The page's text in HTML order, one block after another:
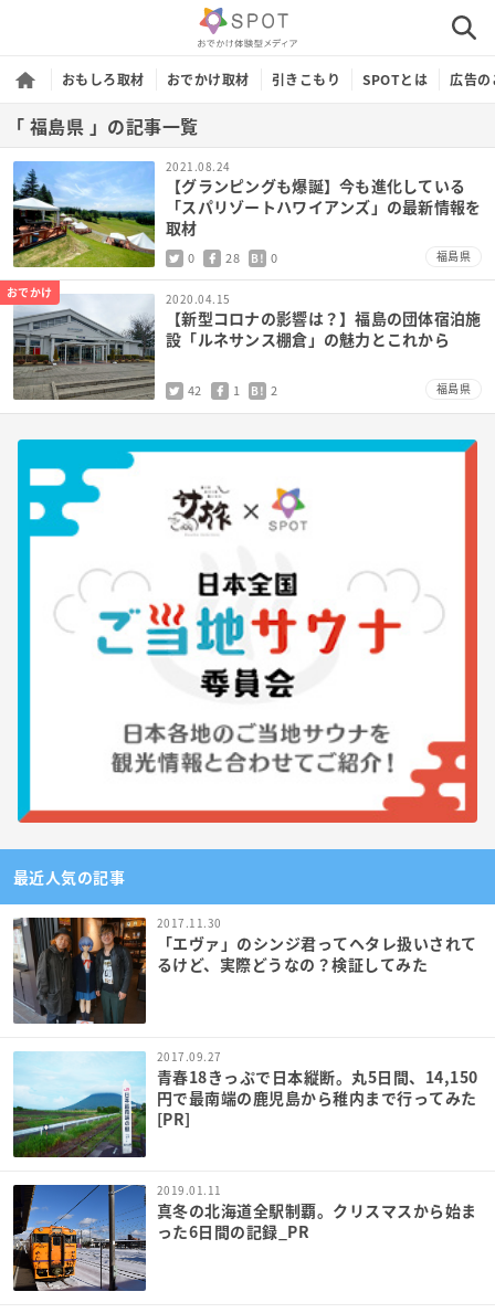
おもしろ取材 おでかけ取材 引きこもり SPOTとは 広告
「 福島県 」の記事一覧
2021.08.24
【グランピングも爆誕】今も進化している
「スパリゾートハワイアンズ」の最新情報を
取材
0 28 B! 0 福島県
おでかけ 2020.04.15
【新型コロナの影響は？】福島の団体宿泊施
設「ルネサンス棚倉」の魅力とこれから
42 1 B! 2 福島県
最近人気の記事
2017.11.30
「エヴァ」のシンジ君ってヘタレ扱いされて
るけど、実際どうなの？検証してみた
2017.09.27
青春18きっぷで日本縦断。丸5日間、14,150
円で最南端の鹿児島から稚内まで行ってみた
[PR]
2019.01.11
真冬の北海道全駅制覇。クリスマスから始ま
った6日間の記録_PR